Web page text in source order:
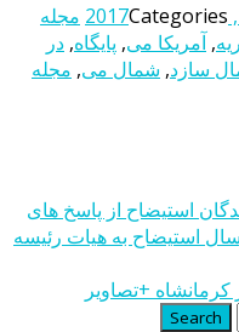
Categories
مجله
,آمریکا می, پایگاه, در
سازد, شمال می, مجله
استیضاح از پاسخ های
استیضاح به هیات رئیسه
+تصاویر
Search